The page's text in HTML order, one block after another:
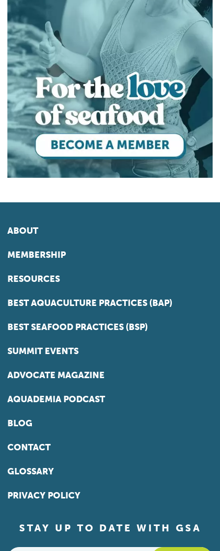
ABOUT
MEMBERSHIP
RESOURCES
BEST AQUACULTURE PRACTICES (BAP)
BEST SEAFOOD PRACTICES (BSP)
SUMMIT EVENTS
ADVOCATE MAGAZINE
AQUADEMIA PODCAST
BLOG
CONTACT
GLOSSARY
PRIVACY POLICY
STAY UP TO DATE WITH GSA